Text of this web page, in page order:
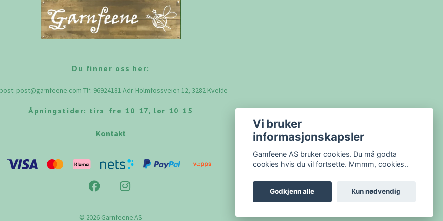
Du finner oss her:
post@garnfeene.com Tlf: 96924181 Adr. Holmfossveien 12, 3282 Kvelde
Åpningstider: tirs-fre 10-17, lør 10-15
Kontakt
© 2026 Garnfeene AS
Vi bruker
informasjonskapsler
Garnfeene AS bruker cookies. Du må godta
cookies hvis du vil fortsette. Mmmm, cookies..
Godkjenn alle Kun nødvendig